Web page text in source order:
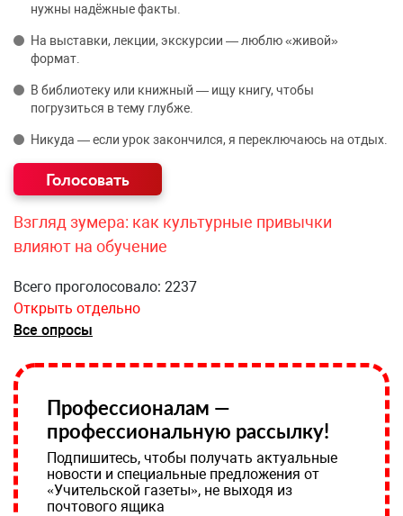
нужны надёжные факты.
На выставки, лекции, экскурсии — люблю «живой»
формат.
В библиотеку или книжный — ищу книгу, чтобы
погрузиться в тему глубже.
Никуда — если урок закончился, я переключаюсь на отдых.
Взгляд зумера: как культурные привычки
влияют на обучение
Всего проголосовало: 2237
Открыть отдельно
Все опросы
Профессионалам —
профессиональную рассылку!
Подпишитесь, чтобы получать актуальные
новости и специальные предложения от
«Учительской газеты», не выходя из
почтового ящика